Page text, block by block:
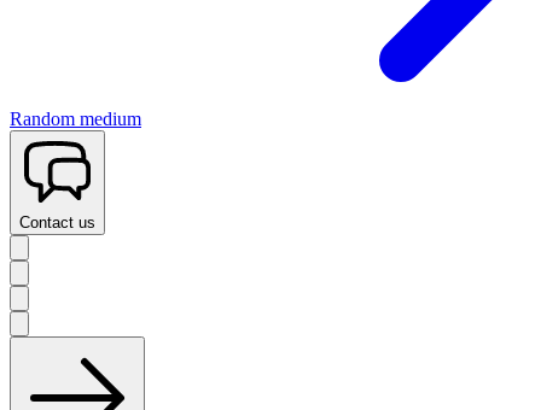
Random medium
Contact us